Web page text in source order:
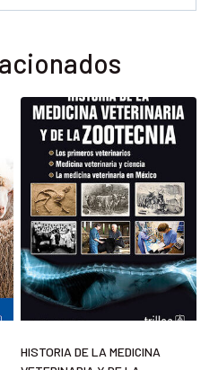
HISTORIA DE LA MEDICINA